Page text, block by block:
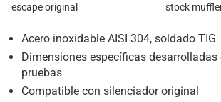
escape original
stock
Acero inoxidable AISI 304, soldado TIG
Dimensiones específicas desarrolladas
pruebas
Compatible con silenciador original